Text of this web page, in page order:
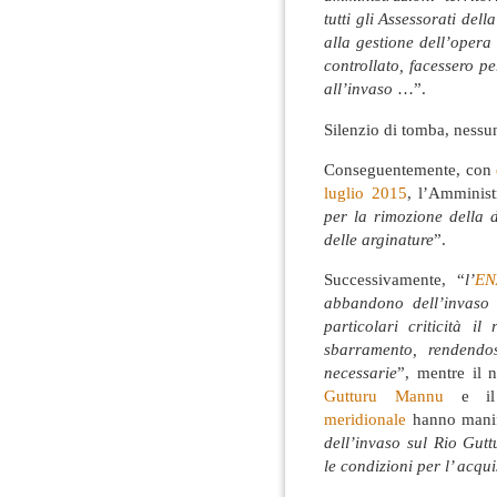
tutti gli Assessorati
alla gestione
controllato, facessero
all’invaso …”.
Silenzio di tomba,
Conseguentemente, con
luglio 2015,
per la rimozione della
delle arginature”.
Successivamente, “l’
abbandono
particolari criticità il
sbarramento,
necessarie”, mentre il
Gutturu Mannu e
meridionale hanno
dell’invaso sul Rio
le condizioni per l’